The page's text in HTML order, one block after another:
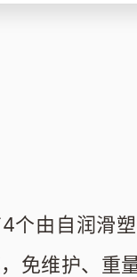
个由自润滑
免维护、重